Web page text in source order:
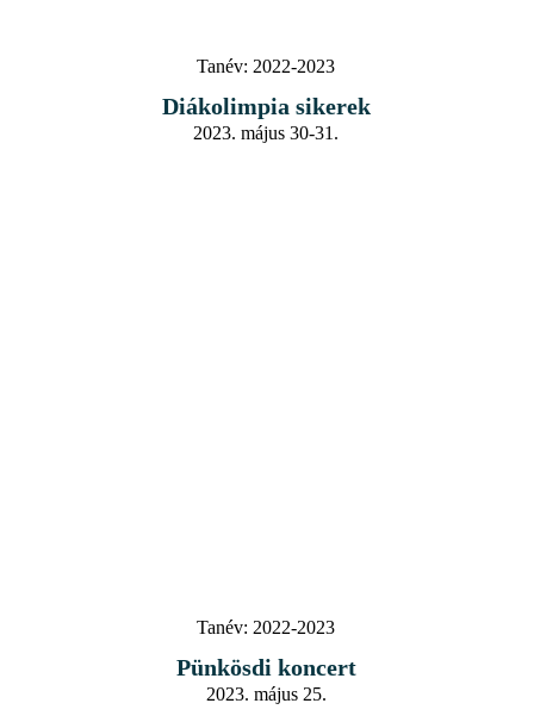
Tanév: 2022-2023
Diákolimpia sikerek
2023. május 30-31.
Tanév: 2022-2023
Pünkösdi koncert
2023. május 25.